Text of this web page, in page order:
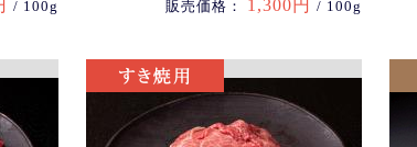
/ 100g
販売価格： 1,300円 / 100g